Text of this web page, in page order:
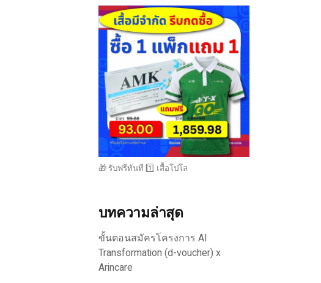
🎁 รับฟรีทันที 1️⃣ เสื้อโปโล
บทความล่าสุด
ขั้นตอนสมัครโครงการ AI
Transformation (d-voucher) x
Arincare